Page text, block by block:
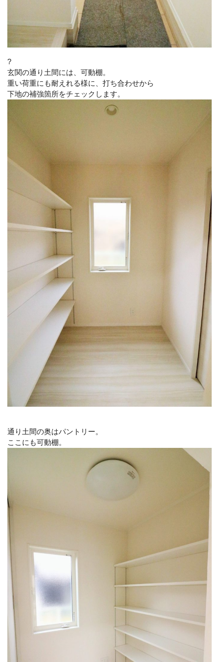
?
玄関の通り土間には、可動棚。
重い荷重にも耐えれる様に、打ち合わせから
下地の補強箇所をチェックします。
通り土間の奥はパントリー。
ここにも可動棚。